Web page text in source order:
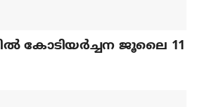
കോടിയര്‍ച്ചന ജൂലൈ 11